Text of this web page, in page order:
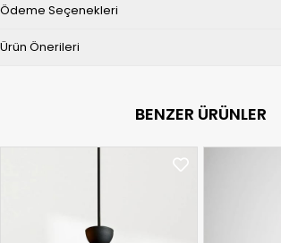
Ödeme Seçenekleri
Ürün Önerileri
BENZER ÜRÜNLER